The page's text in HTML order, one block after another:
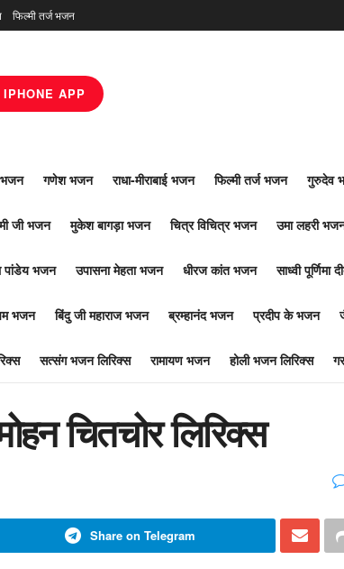
फिल्मी तर्ज भजन
IPHONE APP
भजन गणेश भजन राधा-मीराबाई भजन फिल्मी तर्ज भजन गुरुदेव
जी भजन मुकेश बागड़ा भजन चित्र विचित्र भजन उमा लहरी
पांडेय भजन उपासना मेहता भजन धीरज कांत भजन साध्वी पूर्णिमा
भजन बिंदु जी महाराज भजन ब्रम्हानंद भजन प्रदीप के भजन
सत्संग भजन लिरिक्स रामायण भजन होली भजन लिरिक्स
चितचोर लिरिक्स
Share on Telegram